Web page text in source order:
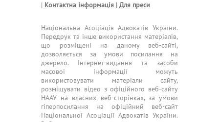
| Контактна інформація | Для преси
Національна Асоціація Адвокатів України.
Передрук та інше використання матеріалів,
що розміщені на даному веб-сайті,
дозволяється за умови посилання на
джерело. Інтернет-видання та засоби
масової інформації можуть
використовувати матеріали сайту,
розміщувати відео з офіційного веб-сайту
НААУ на власних веб-сторінках, за умови
гіперпосилання на офіційний веб-сайт
Національної Асоціації Адвокатів України.